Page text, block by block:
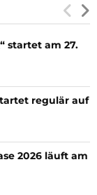
startet am 27.
regulär auf
2026 läuft am